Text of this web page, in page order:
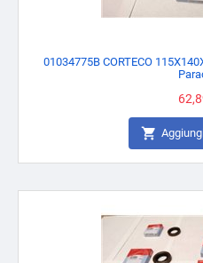
01034775B CORTECO
